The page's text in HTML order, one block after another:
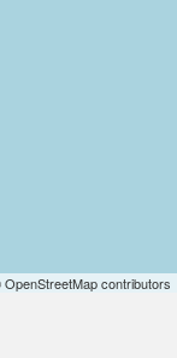
OpenStreetMap contributors